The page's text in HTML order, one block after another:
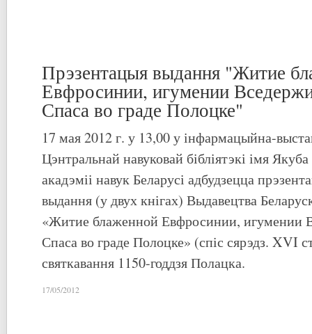
Прэзентацыя выдання "Житие
Евфросинии, игумении
Спаса во граде Полоцке"
17 мая 2012 г. у 13,00 у інфармацыйна-
Цэнтральнай навуковай бібліятэкі імя
акадэміі навук Беларусі адбудзецца
выдання (у двух кнігах) Выдавецтва
«Житие блаженной Евфросинии, игумении
Спаса во граде Полоцке» (спіс сярэдз. XVI
святкавання 1150-годдзя Полацка.
17/05/2012